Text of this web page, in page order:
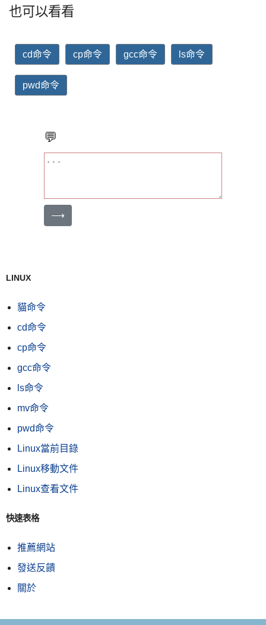
也可以看看
cd命令 cp命令 gcc命令 ls命令
pwd命令
💬
⟶
LINUX
貓命令
cd命令
cp命令
gcc命令
ls命令
mv命令
pwd命令
Linux當前目錄
Linux移動文件
Linux查看文件
快速表格
推薦網站
發送反饋
關於